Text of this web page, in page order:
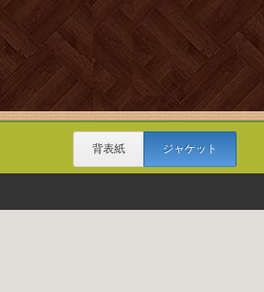
背表紙 ジャケット